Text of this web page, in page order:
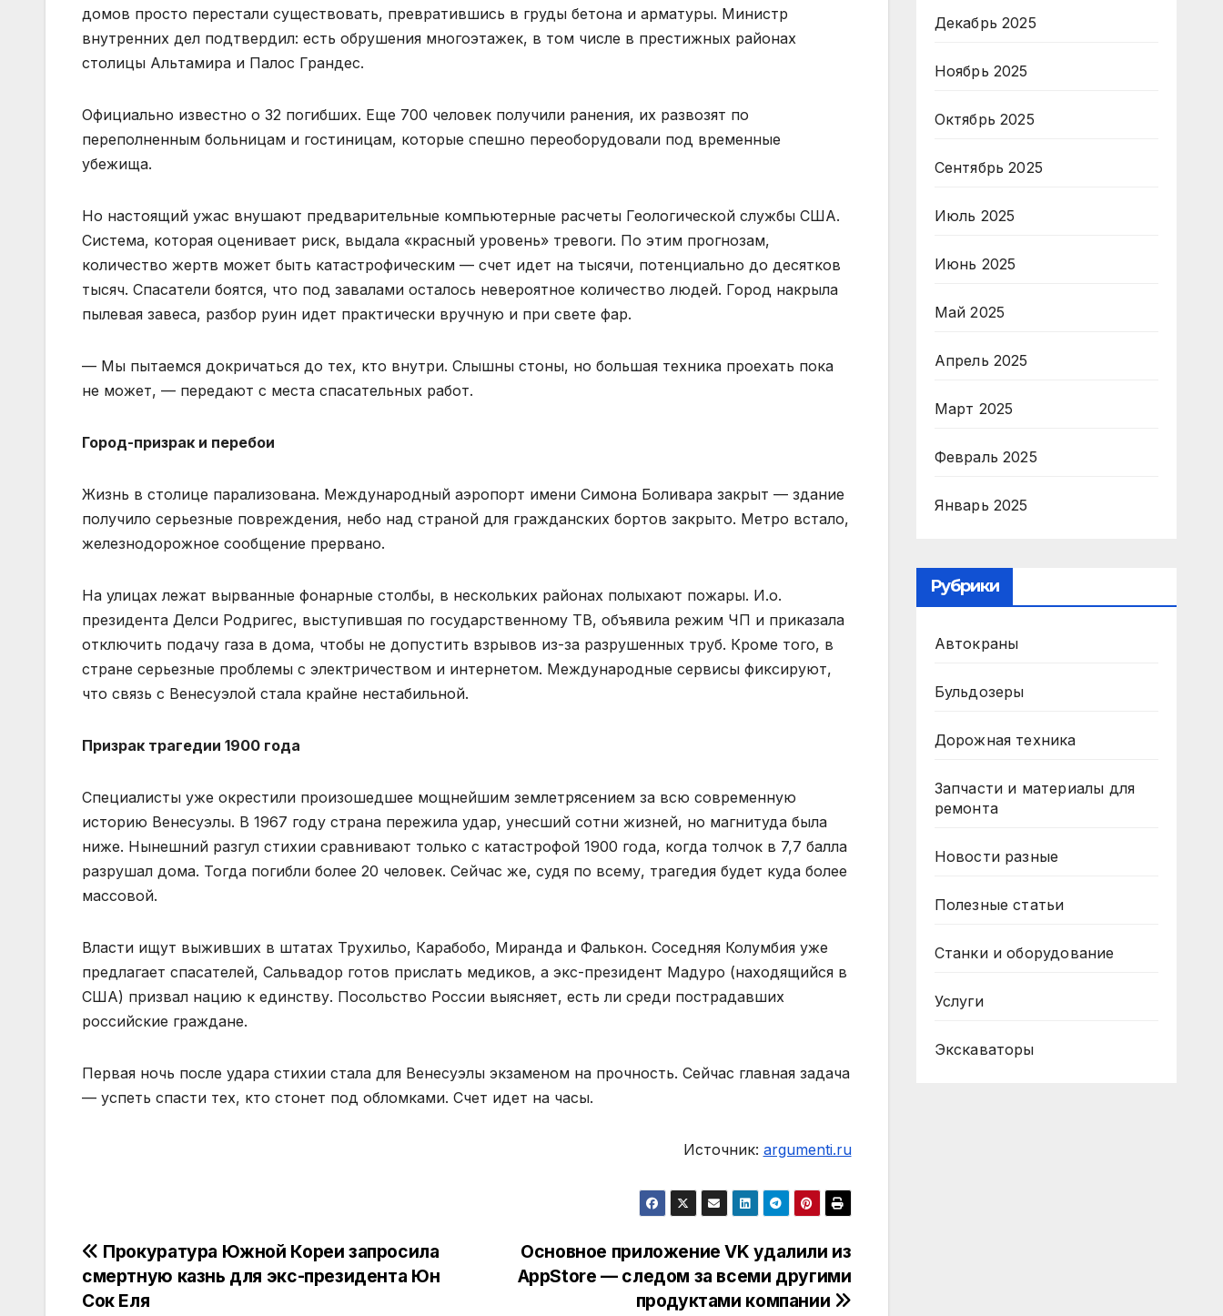
домов просто перестали существовать, превратившись в груды бетона и арматуры. Министр
внутренних дел подтвердил: есть обрушения многоэтажек, в том числе в престижных районах
столицы Альтамира и Палос Грандес.
Официально известно о 32 погибших. Еще 700 человек получили ранения, их развозят по
переполненным больницам и гостиницам, которые спешно переоборудовали под временные
убежища.
Но настоящий ужас внушают предварительные компьютерные расчеты Геологической службы США.
Система, которая оценивает риск, выдала «красный уровень» тревоги. По этим прогнозам,
количество жертв может быть катастрофическим — счет идет на тысячи, потенциально до десятков
тысяч. Спасатели боятся, что под завалами осталось невероятное количество людей. Город накрыла
пылевая завеса, разбор руин идет практически вручную и при свете фар.
— Мы пытаемся докричаться до тех, кто внутри. Слышны стоны, но большая техника проехать пока
не может, — передают с места спасательных работ.
Город-призрак и перебои
Жизнь в столице парализована. Международный аэропорт имени Симона Боливара закрыт — здание
получило серьезные повреждения, небо над страной для гражданских бортов закрыто. Метро встало,
железнодорожное сообщение прервано.
На улицах лежат вырванные фонарные столбы, в нескольких районах полыхают пожары. И.о.
президента Делси Родригес, выступившая по государственному ТВ, объявила режим ЧП и приказала
отключить подачу газа в дома, чтобы не допустить взрывов из-за разрушенных труб. Кроме того, в
стране серьезные проблемы с электричеством и интернетом. Международные сервисы фиксируют,
что связь с Венесуэлой стала крайне нестабильной.
Призрак трагедии 1900 года
Специалисты уже окрестили произошедшее мощнейшим землетрясением за всю современную
историю Венесуэлы. В 1967 году страна пережила удар, унесший сотни жизней, но магнитуда была
ниже. Нынешний разгул стихии сравнивают только с катастрофой 1900 года, когда толчок в 7,7 балла
разрушал дома. Тогда погибли более 20 человек. Сейчас же, судя по всему, трагедия будет куда более
массовой.
Власти ищут выживших в штатах Трухильо, Карабобо, Миранда и Фалькон. Соседняя Колумбия уже
предлагает спасателей, Сальвадор готов прислать медиков, а экс-президент Мадуро (находящийся в
США) призвал нацию к единству. Посольство России выясняет, есть ли среди пострадавших
российские граждане.
Первая ночь после удара стихии стала для Венесуэлы экзаменом на прочность. Сейчас главная задача
— успеть спасти тех, кто стонет под обломками. Счет идет на часы.
Источник: argumenti.ru
Навигация
по
Основное приложение VK удалили из
AppStore — следом за всеми другими
продуктами компании
Прокуратура Южной Кореи запросила
смертную казнь для экс-президента Юн
Сок Еля
Декабрь 2025
Ноябрь 2025
Октябрь 2025
Сентябрь 2025
Июль 2025
Июнь 2025
Май 2025
Апрель 2025
Март 2025
Февраль 2025
Январь 2025
Рубрики
Автокраны
Бульдозеры
Дорожная техника
Запчасти и материалы для
ремонта
Новости разные
Полезные статьи
Станки и оборудование
Услуги
Экскаваторы